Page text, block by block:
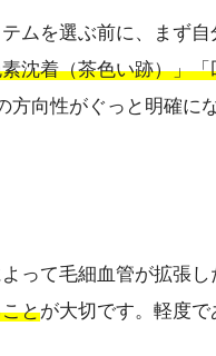
を選ぶ前に、まず
沈着（茶色い跡）」
向性がぐっと明確にな
って毛細血管が拡張
とが大切です。軽度で